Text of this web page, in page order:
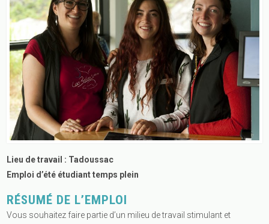
Lieu de travail : Tadoussac
Emploi d’été étudiant temps plein
RÉSUMÉ DE L’EMPLOI
Vous souhaitez faire partie d’un milieu de travail stimulant et